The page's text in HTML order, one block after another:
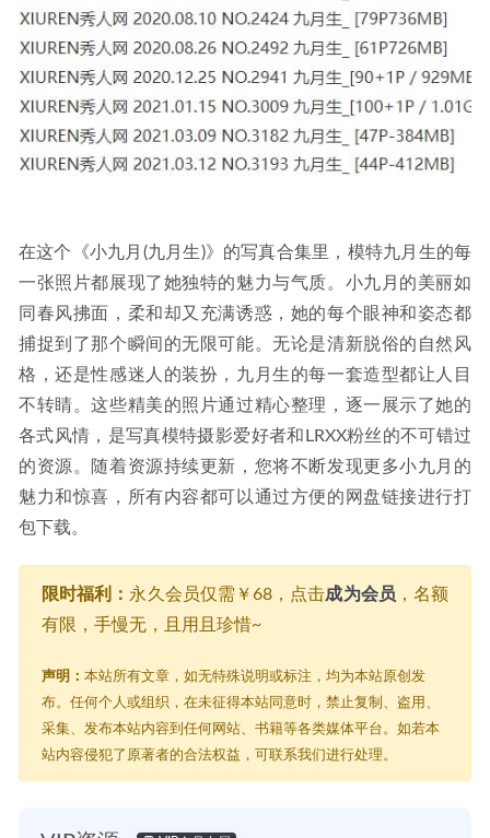
在这个《小九月(九月生)》的写真合集里，模特九月生的每
一张照片都展现了她独特的魅力与气质。小九月的美丽如
同春风拂面，柔和却又充满诱惑，她的每个眼神和姿态都
捕捉到了那个瞬间的无限可能。无论是清新脱俗的自然风
格，还是性感迷人的装扮，九月生的每一套造型都让人目
不转睛。这些精美的照片通过精心整理，逐一展示了她的
各式风情，是写真模特摄影爱好者和LRXX粉丝的不可错过
的资源。随着资源持续更新，您将不断发现更多小九月的
魅力和惊喜，所有内容都可以通过方便的网盘链接进行打
包下载。
限时福利： 永久会员仅需￥68，点击成为会员 ，名额
有限，手慢无，且用且珍惜~
声明： 本站所有文章，如无特殊说明或标注，均为本站原创发
布。任何个人或组织，在未征得本站同意时，禁止复制、盗用、
采集、发布本站内容到任何网站、书籍等各类媒体平台。如若本
站内容侵犯了原著者的合法权益，可联系我们进行处理。